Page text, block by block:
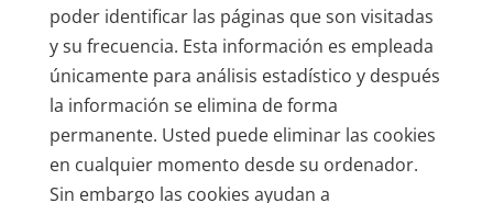
poder identificar las páginas que son visitadas
y su frecuencia. Esta información es empleada
únicamente para análisis estadístico y después
la información se elimina de forma
permanente. Usted puede eliminar las cookies
en cualquier momento desde su ordenador.
Sin embargo las cookies ayudan a